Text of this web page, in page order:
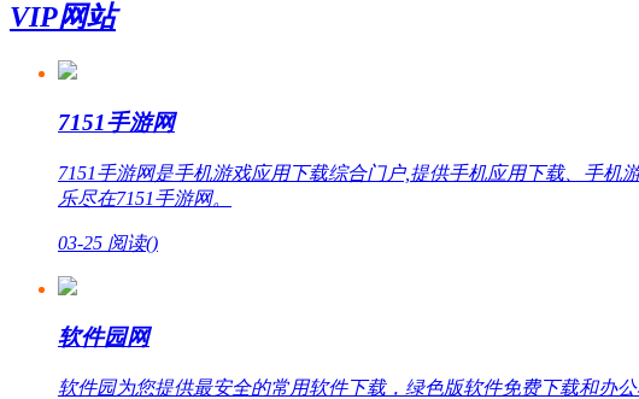
VIP网站
7151手游网
7151手游网是手机游戏应用下载综合门户,提供手机应用下载、手
乐尽在7151手游网。
03-25 阅读()
软件园网
软件园为您提供最安全的常用软件下载，绿色版软件免费下载和办公